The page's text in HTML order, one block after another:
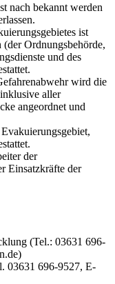
nach bekannt werden
ist
Ordnungsbehörde,
und des
wird die
aller
angeordnet und
der
Einsatzkräfte der
(Tel.: 03631 696-
03631 696-9527, E-